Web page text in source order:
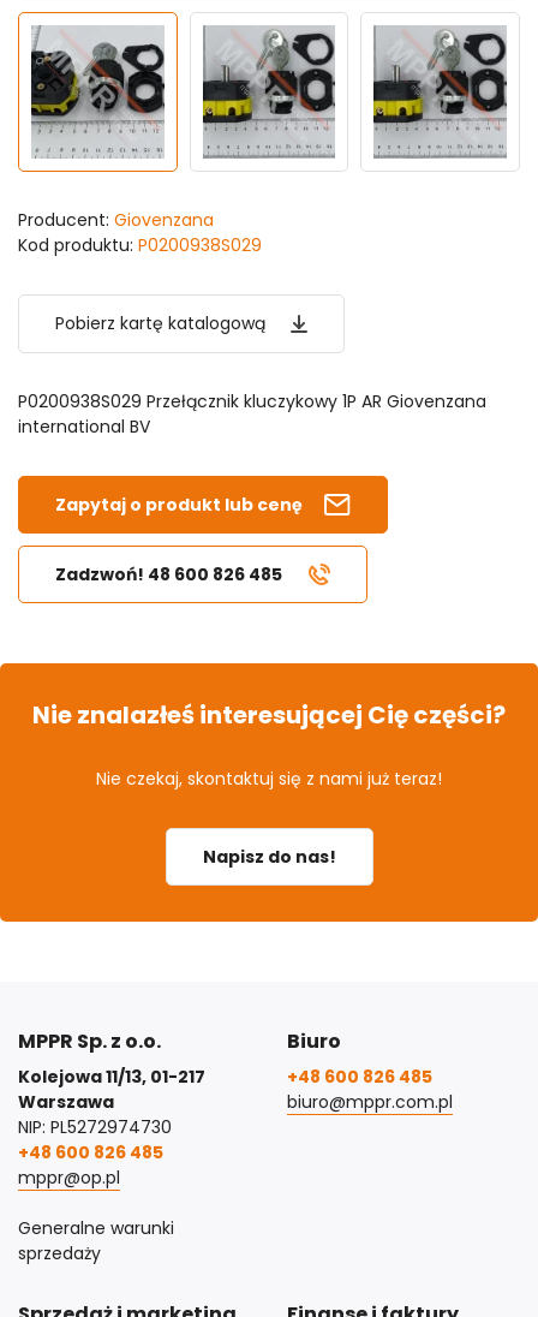
Producent: Giovenzana
Kod produktu: P0200938S029
Pobierz kartę katalogową
P0200938S029 Przełącznik kluczykowy 1P AR Giovenzana
international BV
Zapytaj o produkt lub cenę
Zadzwoń! 48 600 826 485
Nie znalazłeś interesującej Cię części?
Nie czekaj, skontaktuj się z nami już teraz!
Napisz do nas!
MPPR Sp. z o.o.
Kolejowa 11/13, 01-217
Warszawa
NIP: PL5272974730
+48 600 826 485
mppr@op.pl
Generalne warunki
sprzedaży
Biuro
+48 600 826 485
biuro@mppr.com.pl